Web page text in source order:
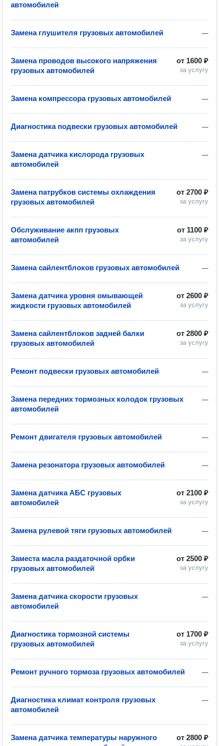
автомобилей
—
Замена глушителя грузовых автомобилей
от 1600 ₽
за услугу
Замена проводов высокого напряжения
грузовых автомобилей
—
Замена компрессора грузовых автомобилей
—
Диагностика подвески грузовых автомобилей
—
Замена датчика кислорода грузовых
автомобилей
от 2700 ₽
за услугу
Замена патрубков системы охлаждения
грузовых автомобилей
от 1100 ₽
за услугу
Обслуживание акпп грузовых
автомобилей
—
Замена сайлентблоков грузовых автомобилей
от 2600 ₽
за услугу
Замена датчика уровня омывающей
жидкости грузовых автомобилей
от 2800 ₽
за услугу
Замена сайлентблоков задней балки
грузовых автомобилей
—
Ремонт подвески грузовых автомобилей
—
Замена передних тормозных колодок грузовых
автомобилей
—
Ремонт двигателя грузовых автомобилей
—
Замена резонатора грузовых автомобилей
от 2100 ₽
за услугу
Замена датчика АБС грузовых
автомобилей
—
Замена рулевой тяги грузовых автомобилей
от 2500 ₽
за услугу
Заместа масла раздаточной орбки
грузовых автомобилей
—
Замена датчика скорости грузовых
автомобилей
от 1700 ₽
за услугу
Диагностика тормозной системы
грузовых автомобилей
—
Ремонт ручного тормоза грузовых автомобилей
—
Диагностика климат контроля грузовых
автомобилей
от 2800 ₽
Замена датчика температуры наружного